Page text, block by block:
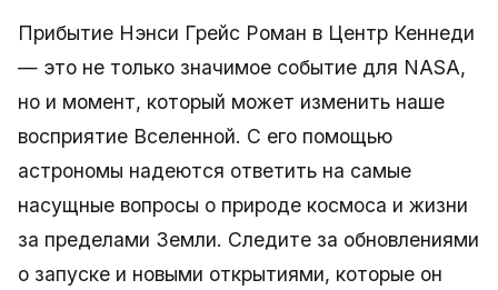
Прибытие Нэнси Грейс Роман в Центр Кеннеди
— это не только значимое событие для NASA,
но и момент, который может изменить наше
восприятие Вселенной. С его помощью
астрономы надеются ответить на самые
насущные вопросы о природе космоса и жизни
за пределами Земли. Следите за обновлениями
о запуске и новыми открытиями, которые он